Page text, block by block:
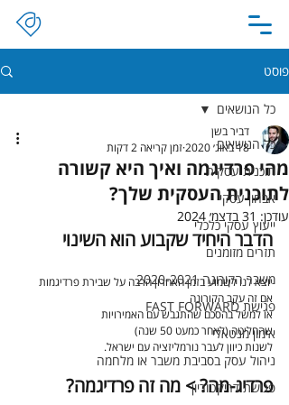
פוסט
כל הנושאים
תוכנית עסקית
אבחון עסקי
ייעוץ עסקי כלכלי
תזרים מזומנים
משבר הקורונה 2020-2021
פגישת FAST FORWARD
אימון מנטאלי
ניהול עסק בסביבת משבר או מלחמה
פגישת דריקטוריון
כל הנושאים
מהי פרדיגמה ואיך היא קשורה
לתוכנית העסקית שלך?
דביר בשן
18 באוג׳ 2020
זמן קריאה 2 דקות
עודכן: 31 בדצמ׳ 2024
הדבר היחיד שקבוע הוא השינוי
יוצא לנו לשמוע בזמן האחרון הרבה על שבירת פרדיגמות
אם זה עקב הקורונה
או למשל בהסכם שהתגבש עם האמירויות
שהחליטה (לאחר כמעט 50 שנה)
לשנות כיוון לעבר נורמליזציה עם ישראל.
פרדיג-מה? > מה זה פרדיגמה?